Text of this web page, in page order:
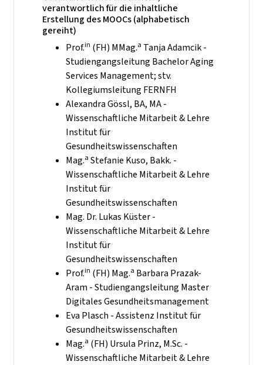
verantwortlich für die inhaltliche
Erstellung des MOOCs (alphabetisch
gereiht)
Prof.in (FH) MMag.a Tanja Adamcik -
Studiengangsleitung Bachelor Aging
Services Management; stv.
Kollegiumsleitung FERNFH
Alexandra Gössl, BA, MA -
Wissenschaftliche Mitarbeit & Lehre
Institut für
Gesundheitswissenschaften
Mag.a Stefanie Kuso, Bakk. -
Wissenschaftliche Mitarbeit & Lehre
Institut für
Gesundheitswissenschaften
Mag. Dr. Lukas Küster -
Wissenschaftliche Mitarbeit & Lehre
Institut für
Gesundheitswissenschaften
Prof.in (FH) Mag.a Barbara Prazak-
Aram - Studiengangsleitung Master
Digitales Gesundheitsmanagement
Eva Plasch - Assistenz Institut für
Gesundheitswissenschaften
Mag.a (FH) Ursula Prinz, M.Sc. -
Wissenschaftliche Mitarbeit & Lehre